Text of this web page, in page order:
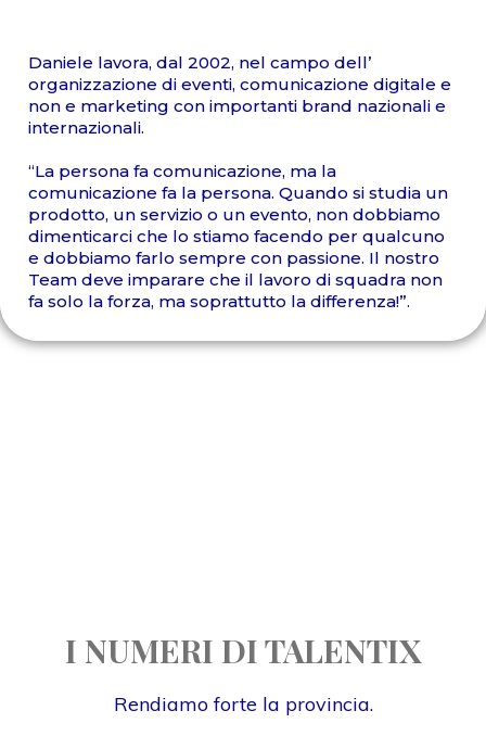
Daniele lavora, dal 2002, nel campo dell’
organizzazione di eventi, comunicazione digitale e
non e marketing con importanti brand nazionali e
internazionali.
“La persona fa comunicazione, ma la
comunicazione fa la persona. Quando si studia un
prodotto, un servizio o un evento, non dobbiamo
dimenticarci che lo stiamo facendo per qualcuno
e dobbiamo farlo sempre con passione. Il nostro
Team deve imparare che il lavoro di squadra non
fa solo la forza, ma soprattutto la differenza!”.
I NUMERI DI TALENTIX
Rendiamo forte la provincia.